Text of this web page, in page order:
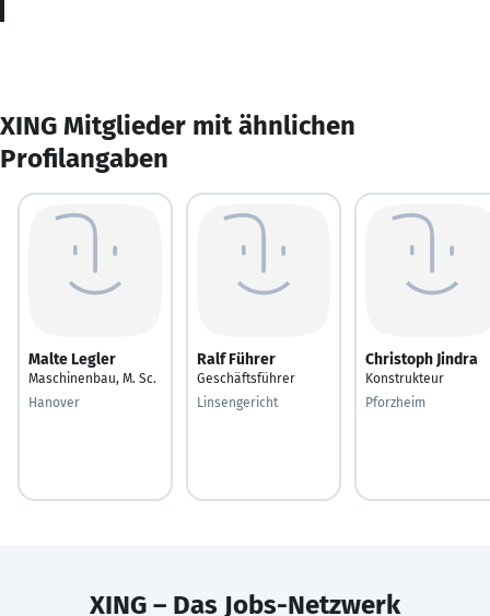
XING Mitglieder mit ähnlichen
Profilangaben
Malte Legler
Maschinenbau, M. Sc.
Hanover
Ralf Führer
Geschäftsführer
Linsengericht
Christoph Jindra
Konstrukteur
Pforzheim
XING – Das Jobs-Netzwerk